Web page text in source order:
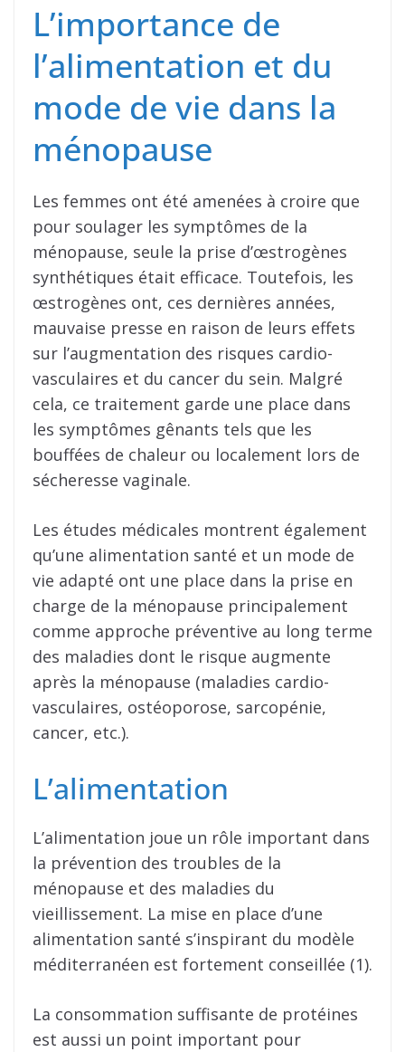
L’importance de
l’alimentation et du
mode de vie dans la
ménopause
Les femmes ont été amenées à croire que
pour soulager les symptômes de la
ménopause, seule la prise d’œstrogènes
synthétiques était efficace. Toutefois, les
œstrogènes ont, ces dernières années,
mauvaise presse en raison de leurs effets
sur l’augmentation des risques cardio-
vasculaires et du cancer du sein. Malgré
cela, ce traitement garde une place dans
les symptômes gênants tels que les
bouffées de chaleur ou localement lors de
sécheresse vaginale.
Les études médicales montrent également
qu’une alimentation santé et un mode de
vie adapté ont une place dans la prise en
charge de la ménopause principalement
comme approche préventive au long terme
des maladies dont le risque augmente
après la ménopause (maladies cardio-
vasculaires, ostéoporose, sarcopénie,
cancer, etc.).
L’alimentation
L’alimentation joue un rôle important dans
la prévention des troubles de la
ménopause et des maladies du
vieillissement. La mise en place d’une
alimentation santé s’inspirant du modèle
méditerranéen est fortement conseillée (1).
La consommation suffisante de protéines
est aussi un point important pour